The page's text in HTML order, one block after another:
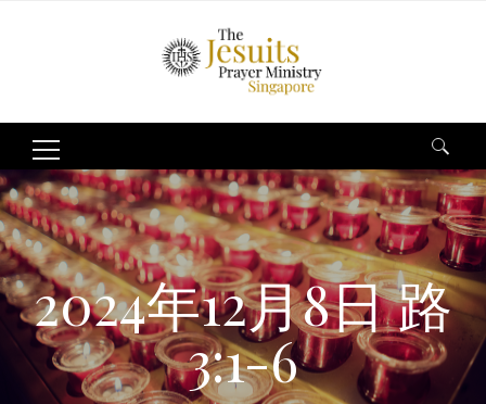
Search
for:
2024年12月8日 路
3:1-6